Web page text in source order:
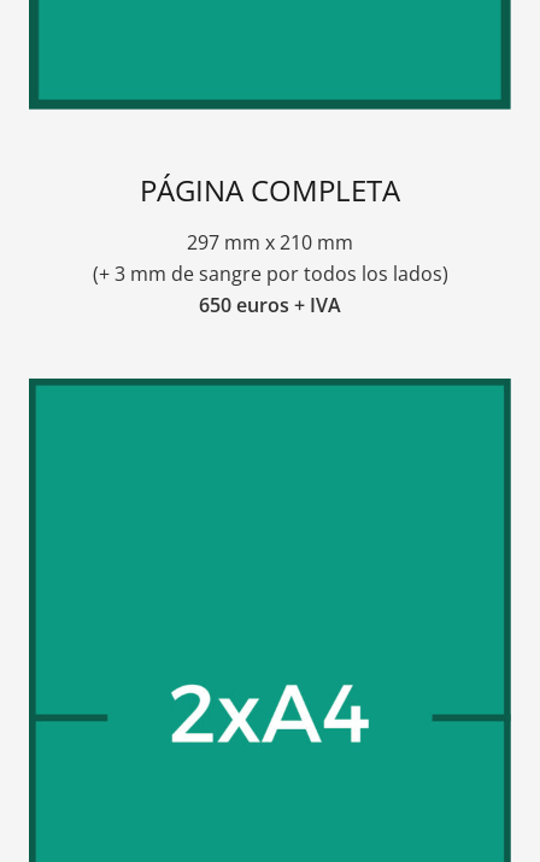
PÁGINA COMPLETA
297 mm x 210 mm
(+ 3 mm de sangre por todos los lados)
650 euros + IVA